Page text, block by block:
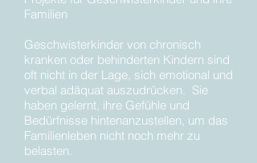
Familien
Geschwisterkinder von chronisch
kranken oder behinderten Kindern sind
oft nicht in der Lage, sich emotional und
verbal adäquat auszudrücken. Sie
haben gelernt, ihre Gefühle und
Bedürfnisse hintenanzustellen, um das
Familienleben nicht noch mehr zu
belasten.